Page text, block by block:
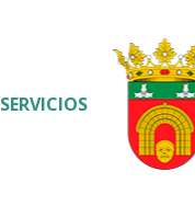
SERVICIOS